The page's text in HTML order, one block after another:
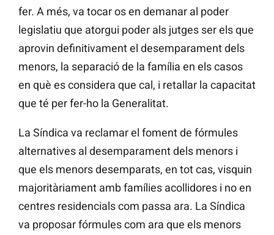
fer. A més, va tocar os en demanar al poder
legislatiu que atorgui poder als jutges ser els que
aprovin definitivament el desemparament dels
menors, la separació de la família en els casos
en què es considera que cal, i retallar la capacitat
que té per fer-ho la Generalitat.
La Síndica va reclamar el foment de fórmules
alternatives al desemparament dels menors i
que els menors desemparats, en tot cas, visquin
majoritàriament amb famílies acollidores i no en
centres residencials com passa ara. La Síndica
va proposar fórmules com ara que els menors